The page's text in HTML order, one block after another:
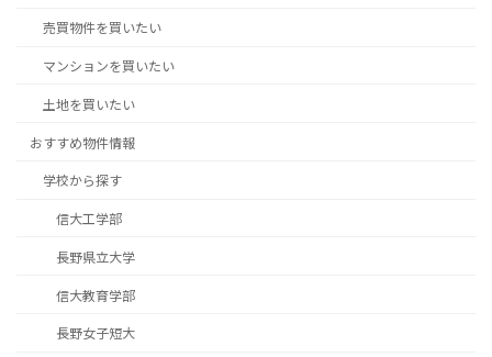
売買物件を買いたい
マンションを買いたい
土地を買いたい
おすすめ物件情報
学校から探す
信大工学部
長野県立大学
信大教育学部
長野女子短大